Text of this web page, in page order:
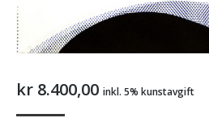
kr 8.400,00 inkl. 5% kunstavgift